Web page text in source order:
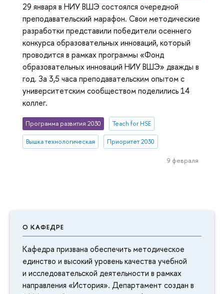
О КАФЕДРЕ
Кафедра призвана обеспечить методическое
единство и высокий уровень качества учебной
и исследовательской деятельности в рамках
направления «История». Департамент создан в
29 января в НИУ ВШЭ состоялся очередной
преподавательский марафон. Свои методические
разработки представили победители осеннего
конкурса образовательных инноваций, который
проводится в рамках программы «Фонд
образовательных инноваций НИУ ВШЭ» дважды в
год. За 3,5 часа преподавательским опытом с
университетским сообществом поделились 14
коллег.
Программа развития 2030 Teach for HSE
Вышка технологическая Приоритет 2030
9 февраля